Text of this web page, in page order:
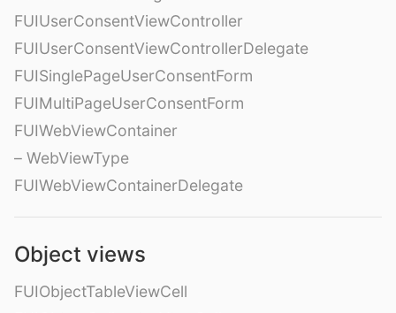
FUIUserConsentViewController
FUIUserConsentViewControllerDelegate
FUISinglePageUserConsentForm
FUIMultiPageUserConsentForm
FUIWebViewContainer
– WebViewType
FUIWebViewContainerDelegate
Object views
FUIObjectTableViewCell